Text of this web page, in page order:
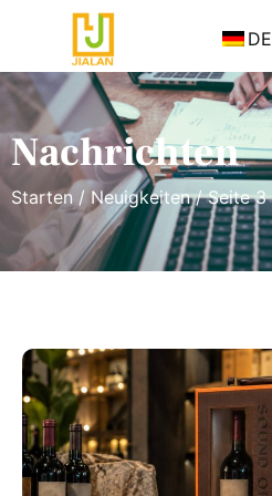
DE
Nachrichten
Starten / Neuigkeiten/ Seite 3